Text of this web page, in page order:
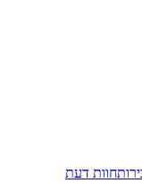
חוות דעת